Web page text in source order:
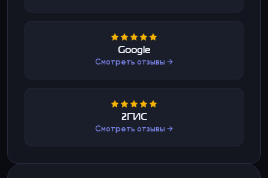
Google
Смотреть отзывы →
2ГИС
Смотреть отзывы →